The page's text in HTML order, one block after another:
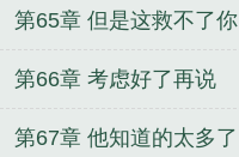
第65章 但是这救不了你
第66章 考虑好了再说
第67章 他知道的太多了